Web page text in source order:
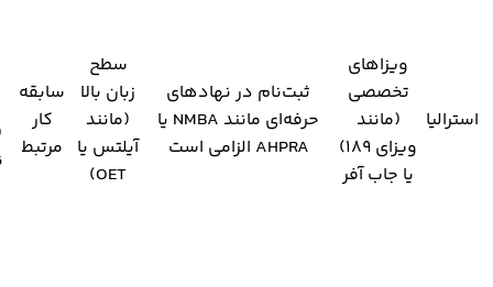
استرالیا
ویزاهای
تخصصی
(مانند
ویزای ۱۸۹)
یا جاب آفر
ثبت‌نام در نهادهای
حرفه‌ای مانند NMBA یا
AHPRA الزامی است
سطح
زبان بالا
(مانند
آیلتس یا
OET)
سابقه
کار
مرتبط